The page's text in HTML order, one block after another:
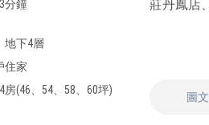
分鐘
地下4層
住家
房(46、54、58、60坪)
莊丹鳳店
圖